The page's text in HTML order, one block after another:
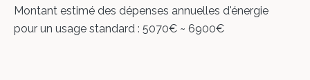
Montant estimé des dépenses annuelles d'énergie
pour un usage standard : 5070€ ~ 6900€